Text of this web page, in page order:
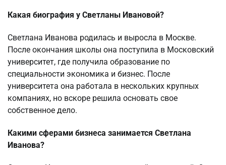
Какая биография у Светланы Ивановой?
Светлана Иванова родилась и выросла в Москве.
После окончания школы она поступила в Московский
университет, где получила образование по
специальности экономика и бизнес. После
университета она работала в нескольких крупных
компаниях, но вскоре решила основать свое
собственное дело.
Какими сферами бизнеса занимается Светлана
Иванова?